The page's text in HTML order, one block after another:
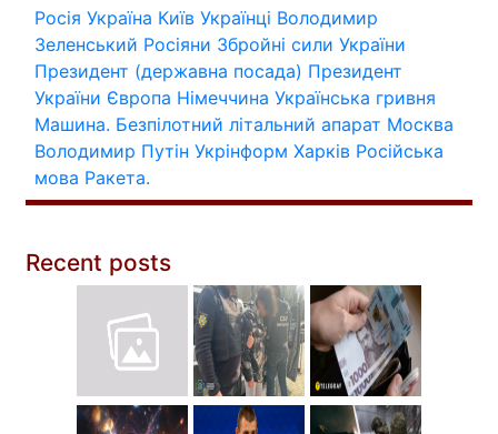
Росія Україна Київ Українці Володимир
Зеленський Росіяни Збройні сили України
Президент (державна посада) Президент
України Європа Німеччина Українська гривня
Машина. Безпілотний літальний апарат Москва
Володимир Путін Укрінформ Харків Російська
мова Ракета.
Recent posts